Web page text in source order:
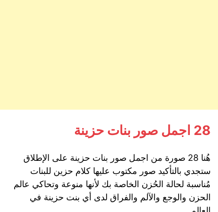
28 اجمل صور بنات حزينة
هُنا 28 صورة من اجمل صور بنات حزينة على الإطلاق
ستجدي بالتأكيد صور مكتوب عليها كلام حزين للبنات
مُناسبة لحالة الحُزن الخاصة بك لأنها منوعة وتحاكي عالم
الحزن والوجع والآلم والفراق لدى أي بنت حزينة في